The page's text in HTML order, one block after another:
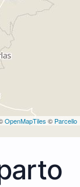
OpenMapTiles © Parcello